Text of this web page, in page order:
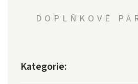
DOPLŇKOVÉ
Kategorie: